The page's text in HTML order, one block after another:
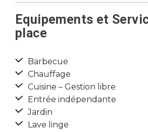
Equipements et
place
Barbecue
Chauffage
Cuisine – Gestion libre
Entrée indépendante
Jardin
Lave linge